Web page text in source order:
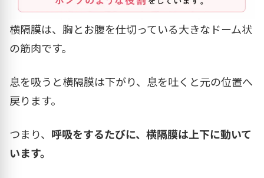
横隔膜は、胸とお腹を仕切っている大きなドーム状
の筋肉です。
息を吸うと横隔膜は下がり、息を吐くと元の位置へ
戻ります。
つまり、 呼吸をするたびに、横隔膜は上下に動いて
います。